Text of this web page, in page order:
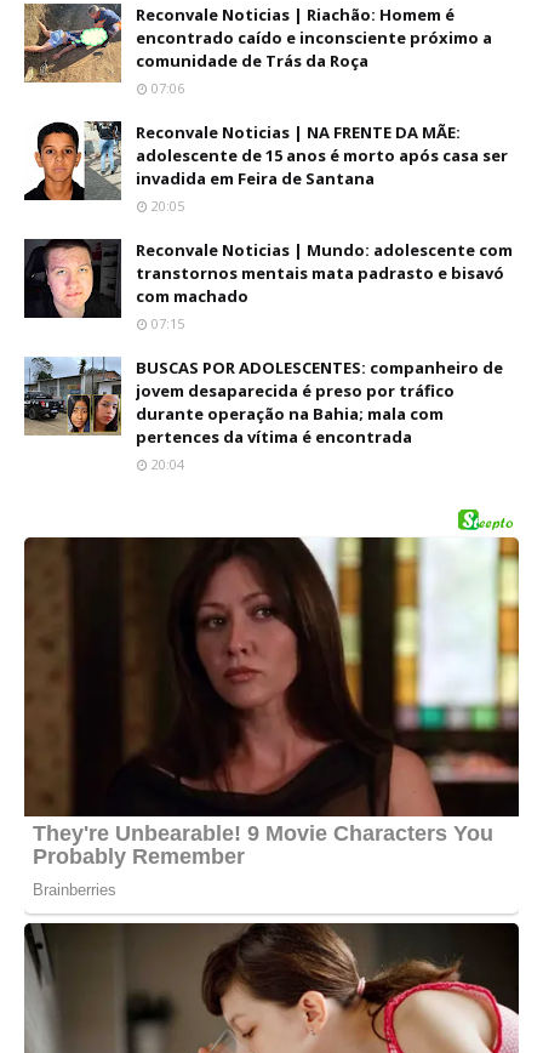
Reconvale Noticias | Riachão: Homem é
encontrado caído e inconsciente próximo a
comunidade de Trás da Roça
07:06
Reconvale Noticias | NA FRENTE DA MÃE:
adolescente de 15 anos é morto após casa ser
invadida em Feira de Santana
20:05
Reconvale Noticias | Mundo: adolescente com
transtornos mentais mata padrasto e bisavó
com machado
07:15
BUSCAS POR ADOLESCENTES: companheiro de
jovem desaparecida é preso por tráfico
durante operação na Bahia; mala com
pertences da vítima é encontrada
20:04